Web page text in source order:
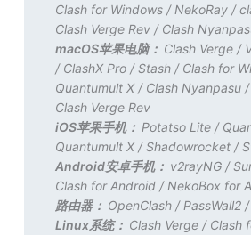
Clash for Windows / NekoRay /
Clash Verge Rev / Clash
macOS苹果电脑： Clash Verge /
/ ClashX Pro /Stash / Clash for
Quantumult X / Clash Nyanpasu /
Clash Verge Rev
iOS苹果手机： Potatso Lite /
Quantumult X /Shadowrocket /
Android安卓手机： v2rayNG /
Clash for Android / NekoBox for
路由器： OpenClash / PassWall2
Linux系统： Clash Verge / Clash